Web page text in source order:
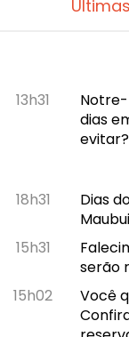
13h31
dias
evitar?
18h31
Dias
15h31
serão
15h02
Você